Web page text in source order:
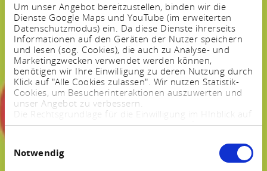
Um unser Angebot bereitzustellen, binden wir die
Dienste Google Maps und YouTube (im erweiterten
Datenschutzmodus) ein. Da diese Dienste ihrerseits
Informationen auf den Geräten der Nutzer speichern
und lesen (sog. Cookies), die auch zu Analyse- und
Marketingzwecken verwendet werden können,
benötigen wir Ihre Einwilligung zu deren Nutzung durch
Klick auf "Alle Cookies zulassen". Wir nutzen Statistik-
Cookies, um Besucherinteraktionen auszuwerten und
unser Angebot zu verbessern.
Die Rechtsgrundlage für die Einwilligung im HInblick auf
die Speicherung und das Auslesen von Informationen
Verarbeitung personenbezogener Daten Art. 6 Abs. 1
lit. a DSGVO.
Einwilligungsauswahl
Notwendig